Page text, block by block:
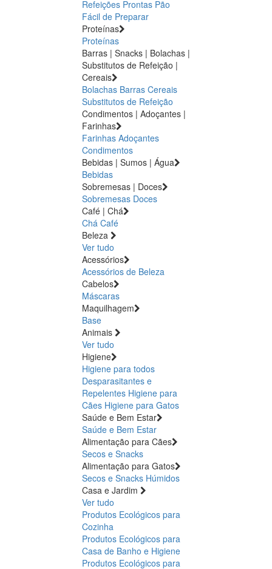
Refeições Prontas Pão
Fácil de Preparar
Proteínas
Proteínas
Barras | Snacks | Bolachas |
Substitutos de Refeição |
Cereais
Bolachas Barras Cereais
Substitutos de Refeição
Condimentos | Adoçantes |
Farinhas
Farinhas Adoçantes
Condimentos
Bebidas | Sumos | Água
Bebidas
Sobremesas | Doces
Sobremesas Doces
Café | Chá
Chá Café
Beleza
Ver tudo
Acessórios
Acessórios de Beleza
Cabelos
Máscaras
Maquilhagem
Base
Animais
Ver tudo
Higiene
Higiene para todos
Desparasitantes e
Repelentes Higiene para
Cães Higiene para Gatos
Saúde e Bem Estar
Saúde e Bem Estar
Alimentação para Cães
Secos e Snacks
Alimentação para Gatos
Secos e Snacks Húmidos
Casa e Jardim
Ver tudo
Produtos Ecológicos para
Cozinha
Produtos Ecológicos para
Casa de Banho e Higiene
Produtos Ecológicos para